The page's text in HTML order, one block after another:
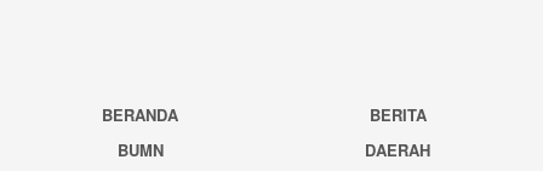
BERANDA
BERITA
BUMN
DAERAH